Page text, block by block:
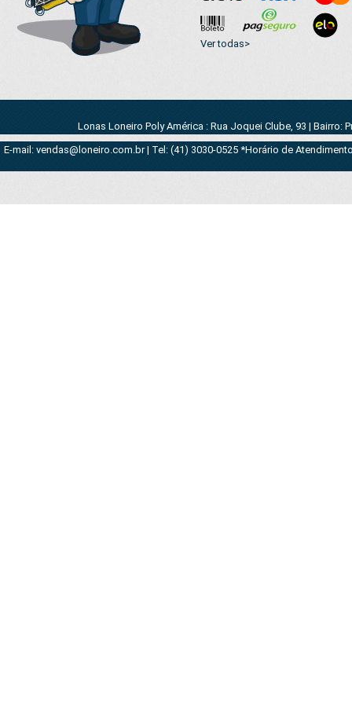
Ver todas>
Lonas Loneiro Poly América : Rua Joquei Clube, 93 | Bairro:
E-mail: vendas@loneiro.com.br | Tel: (41) 3030-0525 *Horário de